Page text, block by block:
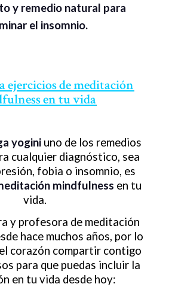
y remedio natural para
el insomnio.
ejercicios de meditación
en tu vida
yoginiuno de los remedios
cualquier diagnóstico, sea
fobia o insomnio, es
mindfulness en tu
vida.
y profesora de meditación
hace muchos años, por lo
corazón compartir contigo
para que puedas incluir la
en tu vida desde hoy: